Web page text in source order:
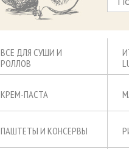
ВСЕ ДЛЯ СУШИ И
РОЛЛОВ
КРЕМ-ПАСТА
ПАШТЕТЫ И КОНСЕРВЫ